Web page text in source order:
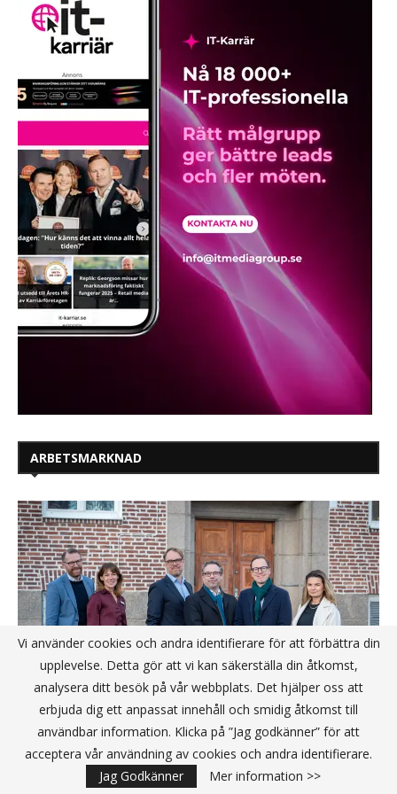
ARBETSMARKNAD
Arbetsmarknads- och
integrationsminister Mats Persson (L)
Vi använder cookies och andra identifierare för att förbättra din
upplevelse. Detta gör att vi kan säkerställa din åtkomst,
analysera ditt besök på vår webbplats. Det hjälper oss att
erbjuda dig ett anpassat innehåll och smidig åtkomst till
användbar information. Klicka på ”Jag godkänner” för att
acceptera vår användning av cookies och andra identifierare.
Jag Godkänner
Mer information >>